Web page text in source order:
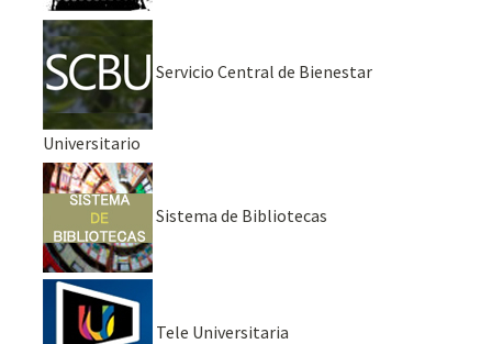
Servicio Central de Bienestar
Universitario
Sistema de Bibliotecas
Tele Universitaria